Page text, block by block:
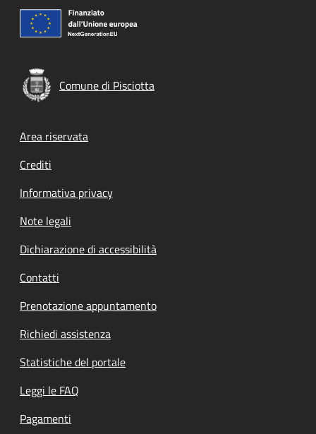
Comune di Pisciotta
Footer menu
Area riservata
Crediti
Informativa privacy
Note legali
Dichiarazione di accessibilità
Contatti
Prenotazione appuntamento
Richiedi assistenza
Statistiche del portale
Leggi le FAQ
Pagamenti